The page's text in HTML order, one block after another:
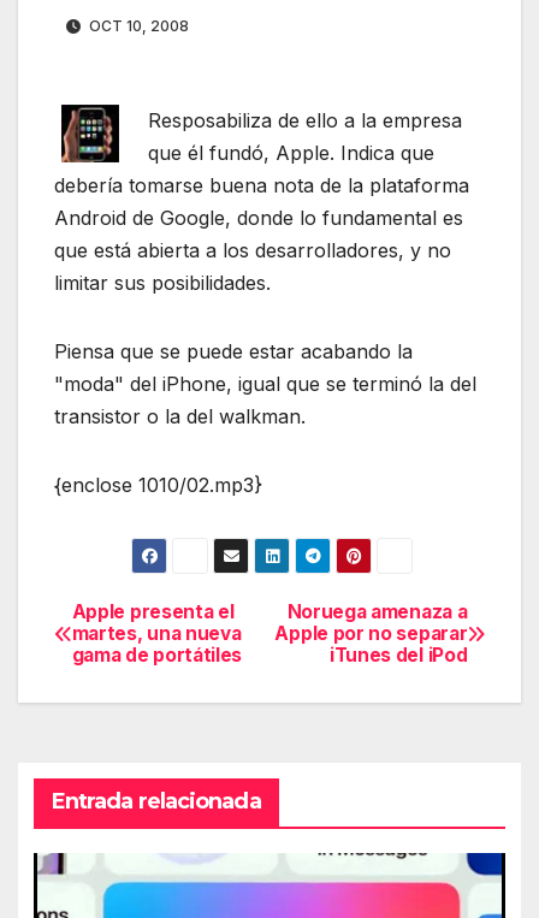
OCT 10, 2008
Resposabiliza de ello a la empresa
que él fundó, Apple. Indica que
debería tomarse buena nota de la plataforma
Android de Google, donde lo fundamental es
que está abierta a los desarrolladores, y no
limitar sus posibilidades.
Piensa que se puede estar acabando la
"moda" del iPhone, igual que se terminó la del
transistor o la del walkman.
{enclose 1010/02.mp3}
Navegación
de
Noruega amenaza a
Apple por no separar
iTunes del iPod
Apple presenta el
martes, una nueva
gama de portátiles
Entrada relacionada